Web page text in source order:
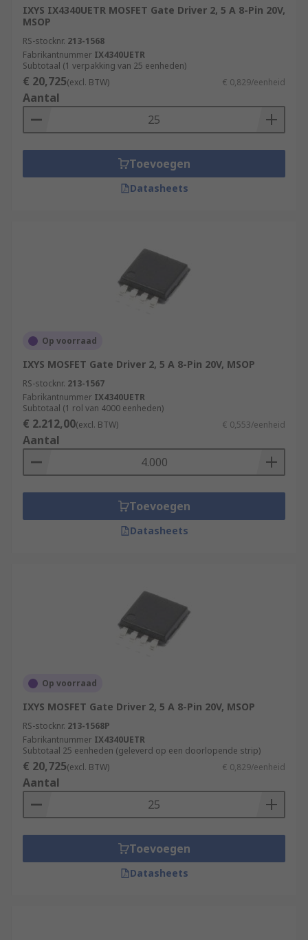
IXYS IX4340UETR MOSFET Gate Driver 2, 5 A 8-Pin 20V,
MSOP
RS-stocknr. 213-1568
Fabrikantnummer IX4340UETR
Subtotaal (1 verpakking van 25 eenheden)
€ 20,725(excl. BTW) € 0,829/eenheid
Aantal
Toevoegen
Datasheets
Op voorraad
IXYS MOSFET Gate Driver 2, 5 A 8-Pin 20V, MSOP
RS-stocknr. 213-1567
Fabrikantnummer IX4340UETR
Subtotaal (1 rol van 4000 eenheden)
€ 2.212,00(excl. BTW) € 0,553/eenheid
Aantal
Toevoegen
Datasheets
Op voorraad
IXYS MOSFET Gate Driver 2, 5 A 8-Pin 20V, MSOP
RS-stocknr. 213-1568P
Fabrikantnummer IX4340UETR
Subtotaal 25 eenheden (geleverd op een doorlopende strip)
€ 20,725(excl. BTW) € 0,829/eenheid
Aantal
Toevoegen
Datasheets